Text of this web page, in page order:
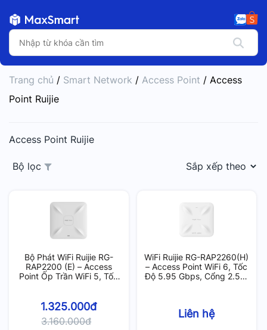
Trang chủ / Smart Network / Access Point / Access
Point Ruijie
Access Point Ruijie
Bộ lọc
Bộ Phát WiFi Ruijie RG-
RAP2200 (E) – Access
Point Ốp Trần WiFi 5, Tốc
1.325.000đ
3.160.000đ
WiFi Ruijie RG-RAP2260(H)
– Access Point WiFi 6, Tốc
Độ 5.95 Gbps, Cổng 2.5G,
Liên hệ